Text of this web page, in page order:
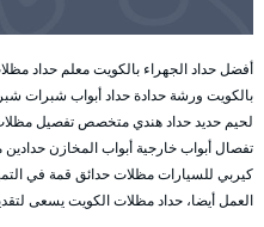
أفضل حداد الجهراء بالكويت معلم حداد
بالكويت ورشة حدادة حداد أبواب شبرات
لحيم حديد حداد هندي متخصص تفصيل
تفصال أبواب خارجية أبواب المخازن
كيربي للسيارات مظلات حدائق قمة في
العمل أيضا، حداد مظلات الكويت يسعى